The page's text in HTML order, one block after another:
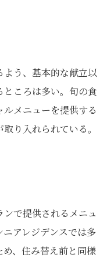
う、基本的な献立以
ころは多い。旬の食
メニューを提供する
り入れられている。
で提供されるメニュ
アレジデンスでは多
、住み替え前と同様